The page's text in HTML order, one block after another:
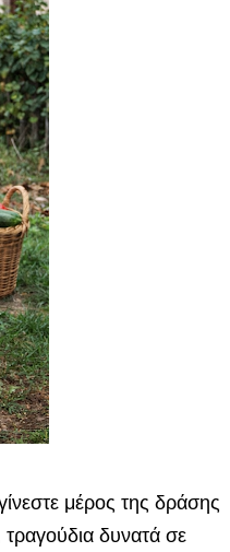
μέρος της δράσης
τραγούδια δυνατά σε